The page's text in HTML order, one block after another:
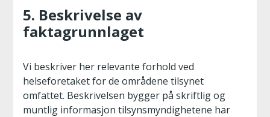
5. Beskrivelse av
faktagrunnlaget
Vi beskriver her relevante forhold ved
helseforetaket for de områdene tilsynet
omfattet. Beskrivelsen bygger på skriftlig og
muntlig informasjon tilsynsmyndighetene har